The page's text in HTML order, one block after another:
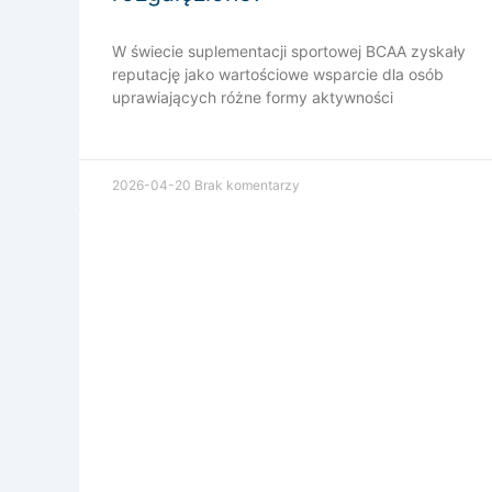
W świecie suplementacji sportowej BCAA zyskały
reputację jako wartościowe wsparcie dla osób
uprawiających różne formy aktywności
2026-04-20 Brak komentarzy